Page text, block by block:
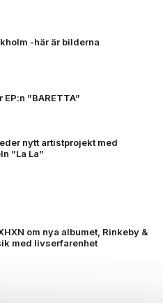
-här är bilderna
”BARETTA”
nytt artistprojekt med
”La La”
om nya albumet, Rinkeby &
med livserfarenhet